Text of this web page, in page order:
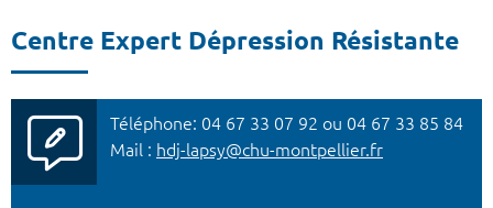
Centre Expert Dépression Résistante
Téléphone: 04 67 33 07 92 ou 04 67 33 85 84
Mail : hdj-lapsy@chu-montpellier.fr